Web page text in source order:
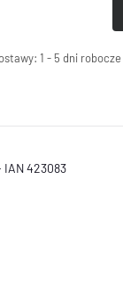
1 - 5 dni robocze
IAN 423083